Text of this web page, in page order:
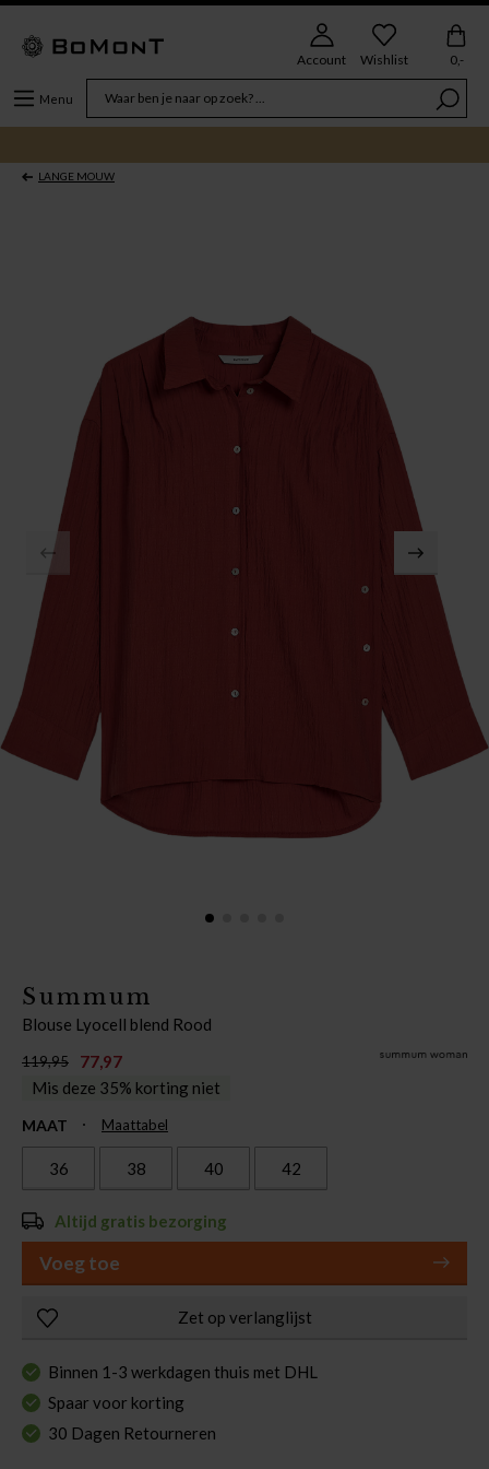
Menu
Account Wishlist 0,-
LANGE MOUW
Summum
Blouse Lyocell blend Rood
119,95
77,97
Mis deze 35% korting niet
MAAT Maattabel
36 38 40 42
Altijd gratis bezorging
Voeg toe
Zet op verlanglijst
Binnen 1-3 werkdagen thuis met DHL
Spaar voor korting
30 Dagen Retourneren